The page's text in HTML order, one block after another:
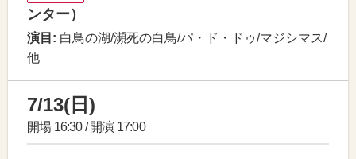
ンター）
演目: 白鳥の湖/瀕死の白鳥/パ・ド・ドゥ/マジシマス/
他
7/13(日)
開場 16:30 / 開演 17:00